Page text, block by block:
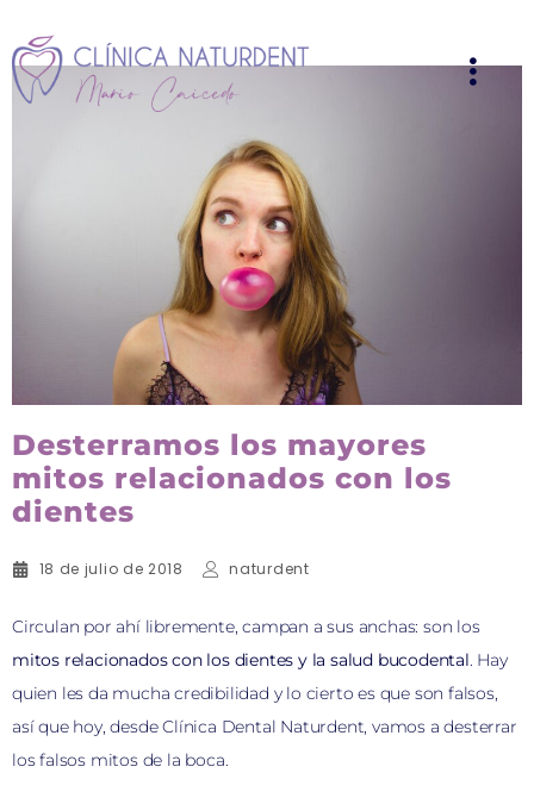
Desterramos los mayores
mitos relacionados con los
dientes
18 de julio de 2018 naturdent
Circulan por ahí libremente, campan a sus anchas: son los
mitos relacionados con los dientes y la salud bucodental. Hay
quien les da mucha credibilidad y lo cierto es que son falsos,
así que hoy, desde Clínica Dental Naturdent, vamos a desterrar
los falsos mitos de la boca.